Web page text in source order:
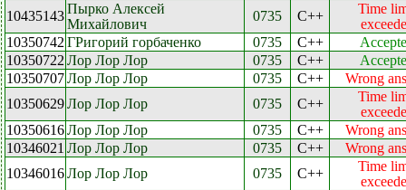
10435143Пырко Алексей
Михайлович
0735 C++
Time
10350742 ГРигорий горбаченко 0735 C++
10350722 Лор Лор Лор 0735 C++
10350707Лор Лор Лор 0735 C++
Wrong
10350629Лор Лор Лор 0735 C++
Time
10350616Лор Лор Лор 0735 C++
Wrong
10346021 Лор Лор Лор 0735 C++
Wrong
10346016Лор Лор Лор 0735 C++
Time